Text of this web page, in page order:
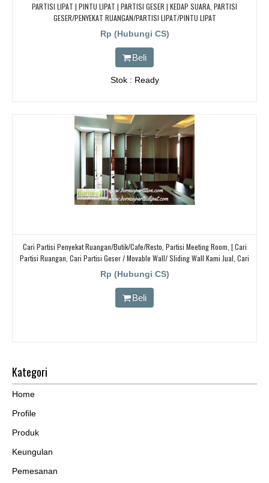
PARTISI LIPAT | PINTU LIPAT | PARTISI GESER | KEDAP SUARA, PARTISI
GESER/PENYEKAT RUANGAN/PARTISI LIPAT/PINTU LIPAT
Rp (Hubungi CS)
Beli
Stok : Ready
Cari Partisi Penyekat Ruangan/butik/cafe/resto, Partisi Meeting Room, | Cari
Partisi Ruangan, Cari Partisi Geser / Movable Wall/ Sliding Wall Kami Jual, Cari
Pabrik Pintu Panel Lipat
Rp (Hubungi CS)
Beli
Kategori
Home
Profile
Produk
Keungulan
Pemesanan